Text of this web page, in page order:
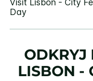
ODKRYJ
LISBON -